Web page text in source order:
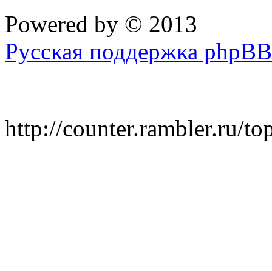
Powered by © 2013
Русская поддержка phpBB
http://counter.rambler.ru/